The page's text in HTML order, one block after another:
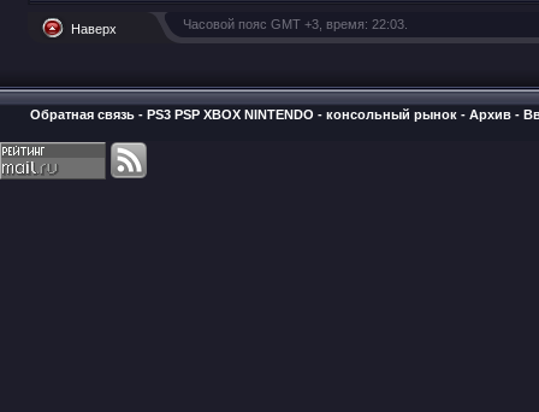
Наверх Часовой пояс GMT +3, время: 22:03
Обратная связь - PS3 PSP XBOX NINTENDO - консольный рынок - Архив -